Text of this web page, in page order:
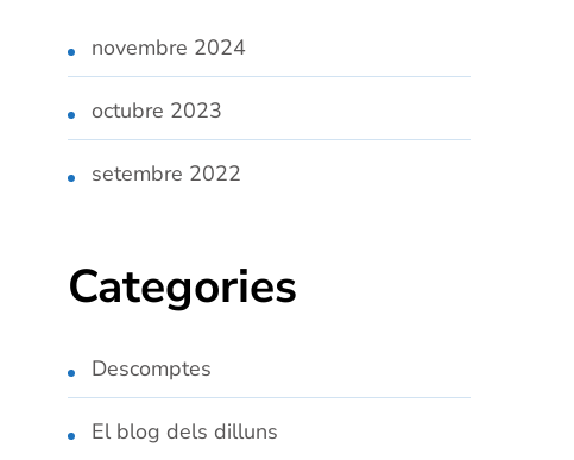
novembre 2024
octubre 2023
setembre 2022
Categories
Descomptes
El blog dels dilluns